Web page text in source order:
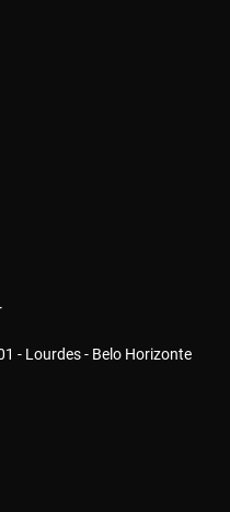
- Lourdes - Belo Horizonte